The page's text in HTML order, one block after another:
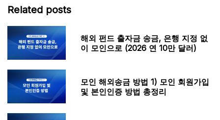
Related posts
해외 펀드 출자금 송금, 은행 지정 없
이 모인으로 (2026 연 10만 달러)
모인 해외송금 방법 1) 모인 회원가입
및 본인인증 방법 총정리